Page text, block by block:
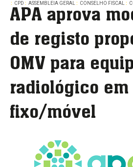
CPD ASSEMBLEIA GERAL CONSELHO FISCAL
APA aprova
de registo
OMV para
radiológico
fixo/móvel